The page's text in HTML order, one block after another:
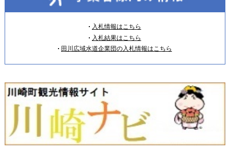
入札情報はこちら
入札結果はこちら
田川広域水道企業団の入札情報はこちら